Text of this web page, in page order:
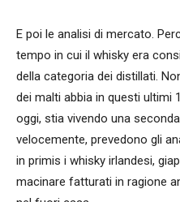
E poi le analisi di mercato.
tempo in cui il whisky era
della categoria dei distillati.
dei malti abbia in questi ultimi
oggi, stia vivendo una
velocemente, prevedono gli
in primis i whisky irlandesi,
macinare fatturati in ragione